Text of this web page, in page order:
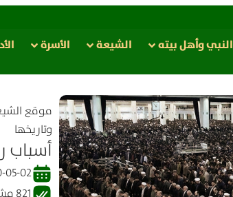
النبي وأهل بيته الشيعة الأسرة
موقع
وتاریخها
أسباب
05-02